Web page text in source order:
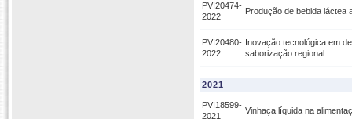
PVI20474-
2022
Produção de bebida láctea
PVI20480-
2022
Inovação tecnológica em
saborização regional.
2021
PVI18599-
2021
Vinhaça líquida na